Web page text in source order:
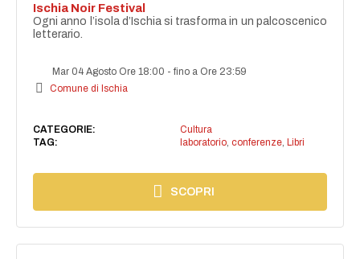
Ischia Noir Festival
Ogni anno l’isola d’Ischia si trasforma in un palcoscenico
letterario.
Mar 04 Agosto Ore 18:00 -fino a Ore 23:59
Comune di Ischia
CATEGORIE:
Cultura
TAG:
laboratorio, conferenze, Libri
SCOPRI